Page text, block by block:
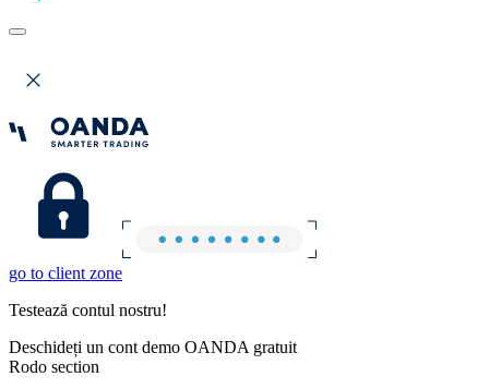
go to client zone
Testează contul nostru!
Deschideți un cont demo OANDA gratuit
Rodo section